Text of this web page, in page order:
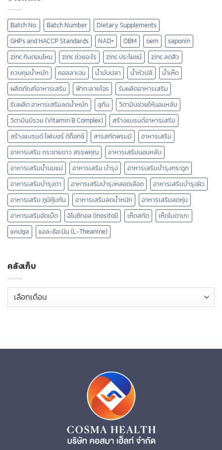
Batch No. Batch Number
Dietary Supplements
GHPs and HACCP Standards
NAD+ OBM oem
saponin
zinc กินตอนไหน
zinc ช่วยอะไร zinc ประโยชน์
zinc ลดสิว
ควบคุมน้ำหนัก
คอลลาเจน น้ำมันปลา น้ำหัวปลี
น้ำเห็ด
ผลิตภัณฑ์อาหารเสริม
ฟ้าทะลายโจร
รับผลิตอาหารเสริม
รับผลิต อาหารเสริมลดน้ำหนัก
ลูทีน
วิตามินช่วยให้นอนหลับ
วิตามินบีรวม (Vitamin B Complex)
สร้างแบรนด์อาหารเสริม
สร้างแบรนด์ ไฟเบอร์ ดีท็อกซ์
สารสกัดพรมมิ
อาหารเสริม
อาหารเสริม กระชายขาว สรรพคุณ
อาหารเสริมนอนหลับ
อาหารเสริมน้ำนมแม่
อาหารเสริม บำรุง
อาหารเสริมบำรุงกระดูก
อาหารเสริมบำรุงตา
อาหารเสริมบำรุงหลอดเลือด
อาหารเสริมบํารุงผิว
อาหารเสริม ภูมิคุ้มกัน
อาหารเสริมลดน้ำหนัก
อาหารเสริมลดหุ่น
อาหารเสริมอัดเม็ด
อิโนซิทอล (Inositol) เห็ดสกัด
เห็ดไมตาเกะ
แคปซูล
แอล-ธีอะนีน (L-Theanine)
คลังเก็บ
คลัง
เก็บ